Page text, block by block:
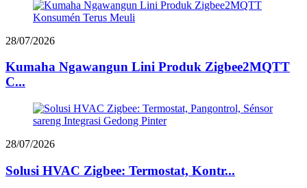
28/07/2026
Kumaha Ngawangun Lini Produk Zigbee2MQTT
C...
28/07/2026
Solusi HVAC Zigbee: Termostat, Kontr...